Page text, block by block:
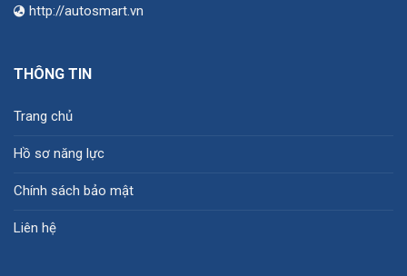
http://autosmart.vn
THÔNG TIN
Trang chủ
Hồ sơ năng lực
Chính sách bảo mật
Liên hệ